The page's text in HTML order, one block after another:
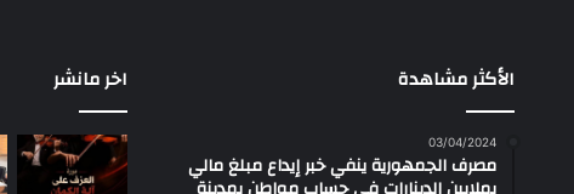
الأكثر مشاهدة
03/04/2024
مصرف الجمهورية ينفي خبر إيداع مبلغ مالي
اخر مانشر